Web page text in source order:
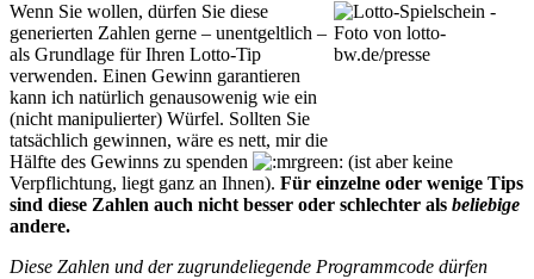
Wenn Sie wollen, dürfen Sie diese
generierten Zahlen gerne – unentgeltlich –
als Grundlage für Ihren Lotto-Tip
verwenden. Einen Gewinn garantieren
kann ich natürlich genausowenig wie ein
(nicht manipulierter) Würfel. Sollten Sie
tatsächlich gewinnen, wäre es nett, mir die
Hälfte des Gewinns zu spenden
(ist aber keine
Verpflichtung, liegt ganz an Ihnen). Für einzelne oder wenige Tips
sind diese Zahlen auch nicht besser oder schlechter als beliebige
andere.
Diese Zahlen und der zugrundeliegende Programmcode dürfen